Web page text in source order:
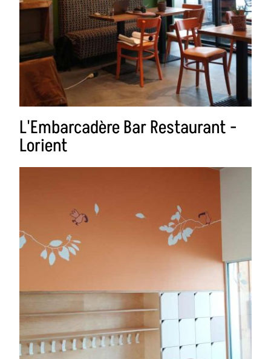
L'Embarcadère Bar Restaurant -
Lorient